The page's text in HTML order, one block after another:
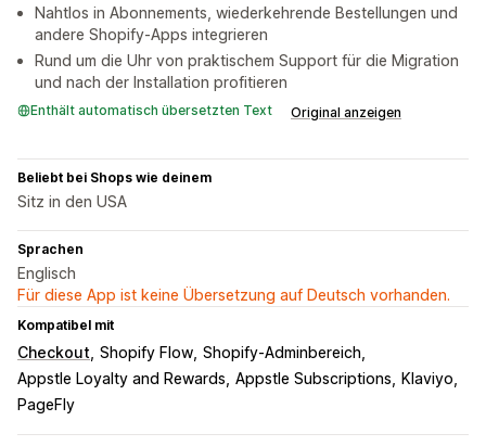
Nahtlos in Abonnements, wiederkehrende Bestellungen und
andere Shopify-Apps integrieren
Rund um die Uhr von praktischem Support für die Migration
und nach der Installation profitieren
Enthält automatisch übersetzten Text Original anzeigen
Beliebt bei Shops wie deinem
Sitz in den USA
Sprachen
Englisch
Für diese App ist keine Übersetzung auf Deutsch vorhanden.
Kompatibel mit
Checkout Shopify Flow Shopify-Adminbereich
Appstle Loyalty and Rewards Appstle Subscriptions
Klaviyo
PageFly